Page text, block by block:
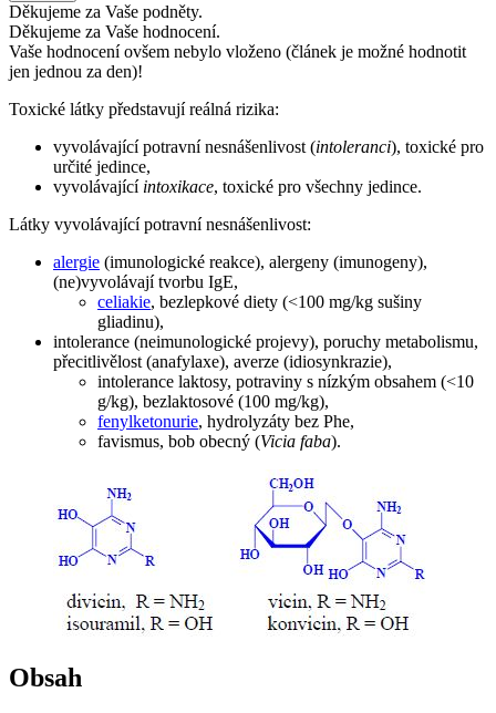
Děkujeme za Vaše podněty.
Děkujeme za Vaše hodnocení.
Vaše hodnocení ovšem nebylo vloženo (článek je možné hodnotit
jen jednou za den)!
Toxické látky představují reálná rizika:
vyvolávající potravní nesnášenlivost (intoleranci), toxické pro
určité jedince,
vyvolávající intoxikace, toxické pro všechny jedince.
Látky vyvolávající potravní nesnášenlivost:
alergie (imunologické reakce), alergeny (imunogeny),
(ne)vyvolávají tvorbu IgE,
celiakie, bezlepkové diety (<100 mg/kg sušiny
gliadinu),
intolerance (neimunologické projevy), poruchy metabolismu,
přecitlivělost (anafylaxe), averze (idiosynkrazie),
intolerance laktosy, potraviny s nízkým obsahem (<10
g/kg), bezlaktosové (100 mg/kg),
fenylketonurie, hydrolyzáty bez Phe,
favismus, bob obecný (Vicia faba).
Obsah